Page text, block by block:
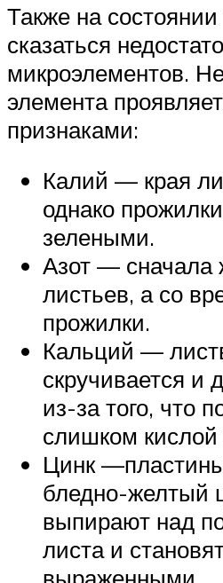
Также на
сказаться
микроэлементов.
элемента
признаками:
Калий — края
однако
зелеными.
Азот — сначала
листьев, а со
прожилки.
Кальций —
скручивается и
из-за того, что
слишком
Цинк
бледно-желтый
выпирают над
листа и